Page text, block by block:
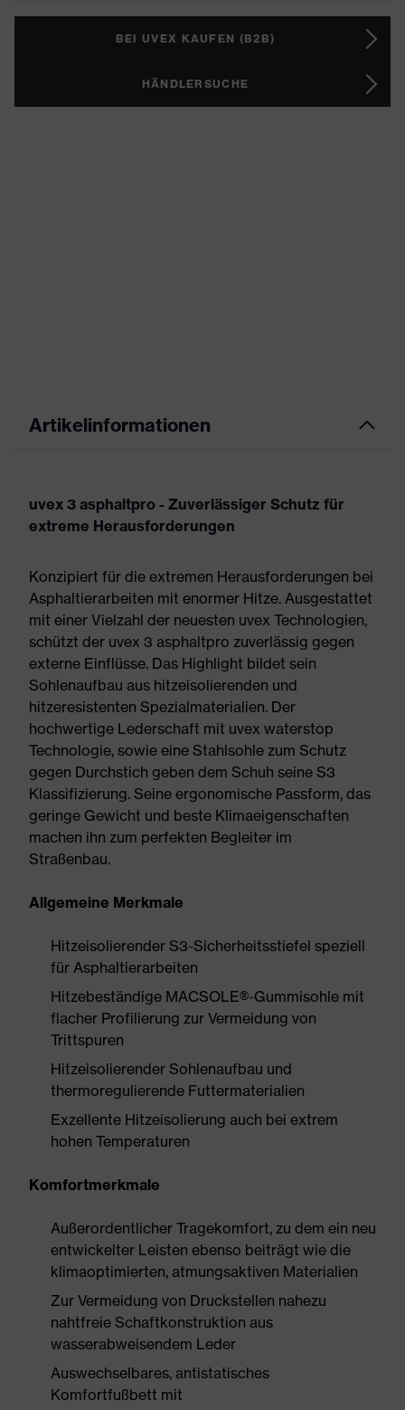
BEI UVEX KAUFEN (B2B)
HÄNDLERSUCHE
Artikelinformationen
uvex 3 asphaltpro - Zuverlässiger Schutz für
extreme Herausforderungen
Konzipiert für die extremen Herausforderungen bei
Asphaltierarbeiten mit enormer Hitze. Ausgestattet
mit einer Vielzahl der neuesten uvex Technologien,
schützt der uvex 3 asphaltpro zuverlässig gegen
externe Einflüsse. Das Highlight bildet sein
Sohlenaufbau aus hitzeisolierenden und
hitzeresistenten Spezialmaterialien. Der
hochwertige Lederschaft mit uvex waterstop
Technologie, sowie eine Stahlsohle zum Schutz
gegen Durchstich geben dem Schuh seine S3
Klassifizierung. Seine ergonomische Passform, das
geringe Gewicht und beste Klimaeigenschaften
machen ihn zum perfekten Begleiter im
Straßenbau.
Allgemeine Merkmale
Hitzeisolierender S3-Sicherheitsstiefel speziell
für Asphaltierarbeiten
Hitzebeständige MACSOLE®-Gummisohle mit
flacher Profilierung zur Vermeidung von
Trittspuren
Hitzeisolierender Sohlenaufbau und
thermoregulierende Futtermaterialien
Exzellente Hitzeisolierung auch bei extrem
hohen Temperaturen
Komfortmerkmale
Außerordentlicher Tragekomfort, zu dem ein neu
entwickelter Leisten ebenso beiträgt wie die
klimaoptimierten, atmungsaktiven Materialien
Zur Vermeidung von Druckstellen nahezu
nahtfreie Schaftkonstruktion aus
wasserabweisendem Leder
Auswechselbares, antistatisches
Komfortfußbett mit